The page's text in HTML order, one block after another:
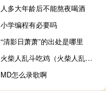
人多大年龄后不能熬夜喝酒
小学编程有必要吗
“清影日萧萧”的出处是哪里
火柴人乱斗吃鸡（火柴人乱斗电脑版）
MD怎么录歌啊